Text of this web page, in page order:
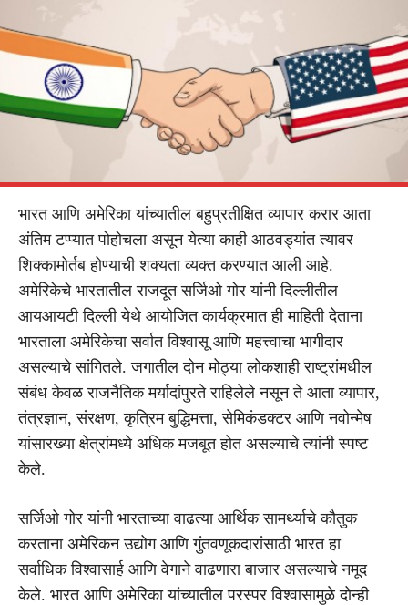
भारत आणि अमेरिका यांच्यातील बहुप्रतीक्षित व्यापार करार आता
अंतिम टप्प्यात पोहोचला असून येत्या काही आठवड्यांत त्यावर
शिक्कामोर्तब होण्याची शक्यता व्यक्त करण्यात आली आहे.
अमेरिकेचे भारतातील राजदूत सर्जिओ गोर यांनी दिल्लीतील
आयआयटी दिल्ली येथे आयोजित कार्यक्रमात ही माहिती देताना
भारताला अमेरिकेचा सर्वात विश्वासू आणि महत्त्वाचा भागीदार
असल्याचे सांगितले. जगातील दोन मोठ्या लोकशाही राष्ट्रांमधील
संबंध केवळ राजनैतिक मर्यादांपुरते राहिलेले नसून ते आता व्यापार,
तंत्रज्ञान, संरक्षण, कृत्रिम बुद्धिमत्ता, सेमिकंडक्टर आणि नवोन्मेष
यांसारख्या क्षेत्रांमध्ये अधिक मजबूत होत असल्याचे त्यांनी स्पष्ट
केले.
सर्जिओ गोर यांनी भारताच्या वाढत्या आर्थिक सामर्थ्याचे कौतुक
करताना अमेरिकन उद्योग आणि गुंतवणूकदारांसाठी भारत हा
सर्वाधिक विश्वासार्ह आणि वेगाने वाढणारा बाजार असल्याचे नमूद
केले. भारत आणि अमेरिका यांच्यातील परस्पर विश्वासामुळे दोन्ही